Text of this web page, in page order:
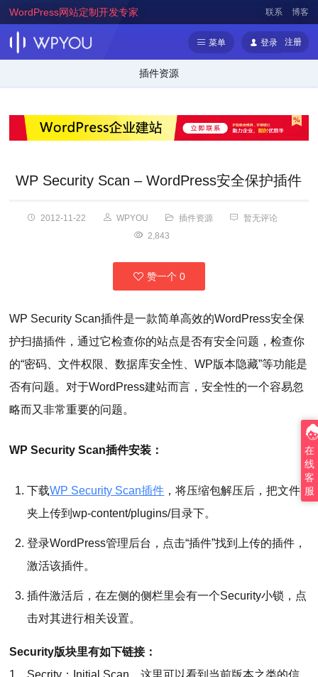
WordPress网站定制开发专家 联系 博客
菜单 登录 注册
插件资源
WP Security Scan – WordPress安全保护插件
2012-11-22 WPYOU 插件资源
暂无评论
2,843
赞一个 0
WP Security Scan插件是一款简单高效的WordPress安全保
护扫描插件，通过它检查你的站点是否有安全问题，检查你
的“密码、文件权限、数据库安全性、WP版本隐藏”等功能是
否有问题。对于WordPress建站而言，安全性的一个容易忽
略而又非常重要的问题。
WP Security Scan插件安装：
下载WP Security Scan插件 ，将压缩包解压后，把文件
夹上传到wp-content/plugins/目录下。
登录WordPress管理后台，点击“插件”找到上传的插件，
激活该插件。
插件激活后，在左侧的侧栏里会有一个Security小锁，点
击对其进行相关设置。
Security版块里有如下链接：
1，Secrity：Initial Scan，这里可以看到当前版本之类的信
在
线
客
服